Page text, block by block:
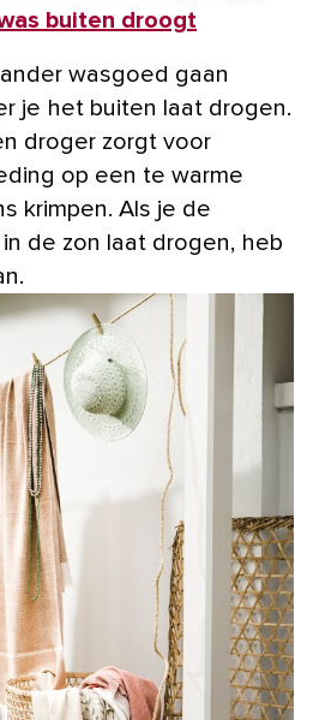
buiten droogt
wasgoed gaan
je het buiten laat drogen.
droger zorgt voor
op een te warme
krimpen. Als je de
de zon laat drogen, heb